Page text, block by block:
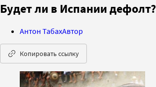
Будет ли в Испании дефолт?
Антон ТабахАвтор
Копировать ссылку